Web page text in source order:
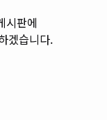
시판에
겠습니다.